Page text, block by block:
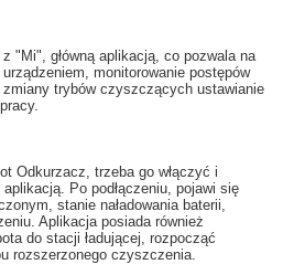
z " Mi", główną aplikacją, co pozwala na
, monitorowanie postępów
zmiany trybów czyszczących ustawianie
Odkurzacz, trzeba go włączyć i
aplikacją. Po podłączeniu, pojawi się
, stanie naładowania baterii,
Aplikacja posiada również
do stacji ładującej, rozpocząć
rozszerzonego czyszczenia.